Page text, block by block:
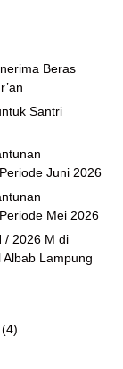
Beras
Santri
Juni 2026
Mei 2026
/ 2026 M di
Lampung
(4)